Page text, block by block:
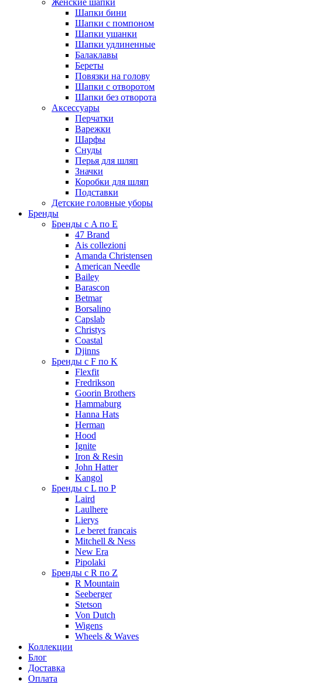
Женские шапки
Шапки бини
Шапки с помпоном
Шапки ушанки
Шапки удлиненные
Балаклавы
Береты
Повязки на голову
Шапки с отворотом
Шапки без отворота
Аксессуары
Перчатки
Варежки
Шарфы
Снуды
Перья для шляп
Значки
Коробки для шляп
Подставки
Детские головные уборы
Бренды
Бренды с A по E
47 Brand
Ais collezioni
Amanda Christensen
American Needle
Bailey
Barascon
Betmar
Borsalino
Capslab
Christys
Coastal
Djinns
Бренды с F по K
Flexfit
Fredrikson
Goorin Brothers
Hammaburg
Hanna Hats
Herman
Hood
Ignite
Iron & Resin
John Hatter
Kangol
Бренды с L по P
Laird
Laulhere
Lierys
Le beret francais
Mitchell & Ness
New Era
Pipolaki
Бренды с R по Z
R Mountain
Seeberger
Stetson
Von Dutch
Wigens
Wheels & Waves
Коллекции
Блог
Доставка
Оплата